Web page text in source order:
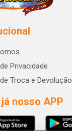
Privacidade
Troca e Devolução
nosso APP